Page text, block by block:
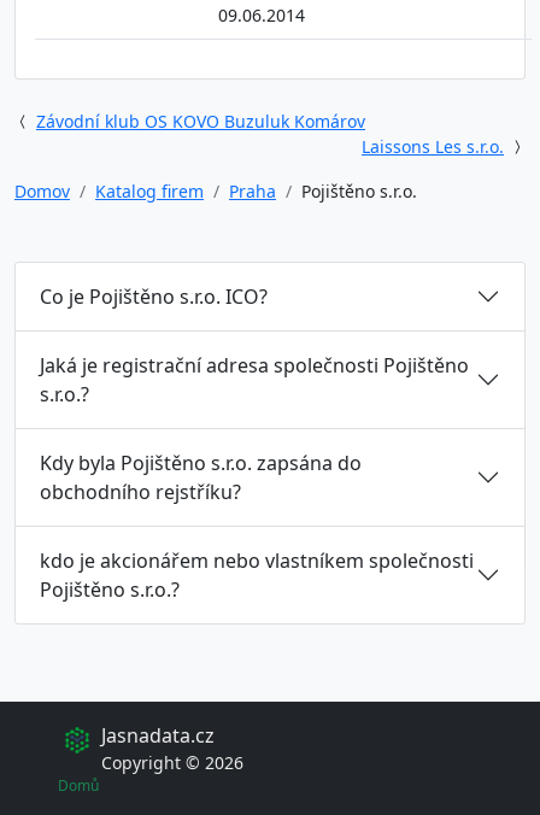
09.06.2014
Závodní klub OS KOVO Buzuluk Komárov
Laissons Les s.r.o.
Domov
Katalog firem Praha Pojištěno s.r.o.
Co je Pojištěno s.r.o. ICO?
Jaká je registrační adresa společnosti Pojištěno
s.r.o.?
Kdy byla Pojištěno s.r.o. zapsána do
obchodního rejstříku?
kdo je akcionářem nebo vlastníkem společnosti
Pojištěno s.r.o.?
Jasnadata.cz
Copyright © 2026
Domů